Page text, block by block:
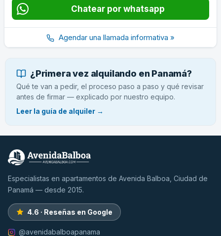
Chatear por whatsapp
Agendar una llamada informativa »
¿Primera vez alquilando en Panamá?
Qué te van a pedir, el proceso paso a paso y qué revisar
antes de firmar — explicado por nuestro equipo.
Leer la guía de alquiler →
Especialistas en apartamentos de Avenida Balboa, Ciudad de
Panamá — desde 2015.
4.6 · Reseñas en Google
@avenidabalboapanama